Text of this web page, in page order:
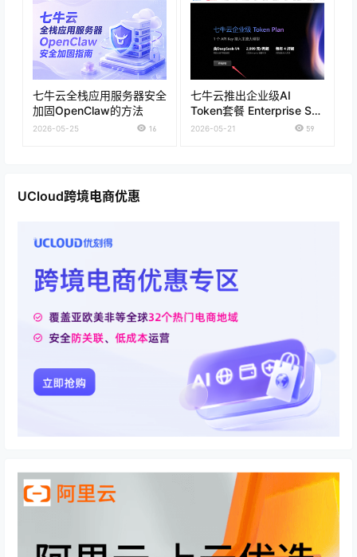
七牛云全栈应用服务器安全
加固OpenClaw的方法
2026-05-25 16
七牛云推出企业级AI
Token套餐 Enterprise S方
案低至2999元/月 灵活接
2026-05-21 59
UCloud跨境电商优惠